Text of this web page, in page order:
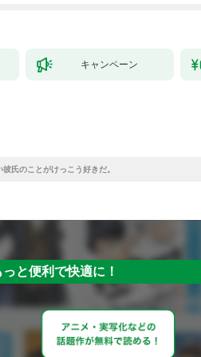
キャンペーン
氏のことがけっこう好きだ。
と便利で快適に！